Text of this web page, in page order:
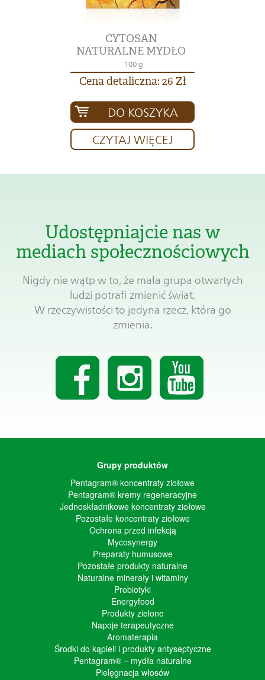
CYTOSAN
NATURALNE MYDŁO
100 g
Cena detaliczna: 26 Zł
DO KOSZYKA
CZYTAJ WIĘCEJ
Udostępniajcie nas w
mediach społecznościowych
Nigdy nie wątp w to, że mała grupa otwartych
ludzi potrafi zmienić świat.
W rzeczywistości to jedyna rzecz, która go
zmienia.
Grupy produktów
Pentagram® koncentraty ziołowe
Pentagram® kremy regeneracyjne
Jednoskładnikowe koncentraty ziołowe
Pozostałe koncentraty ziołowe
Ochrona przed infekcją
Mycosynergy
Preparaty humusowe
Pozostałe produkty naturalne
Naturalne minerały i witaminy
Probiotyki
Energyfood
Produkty zielone
Napoje terapeutyczne
Aromaterapia
Środki do kąpieli i produkty antyseptyczne
Pentagram® – mydła naturalne
Pielęgnacja włosów